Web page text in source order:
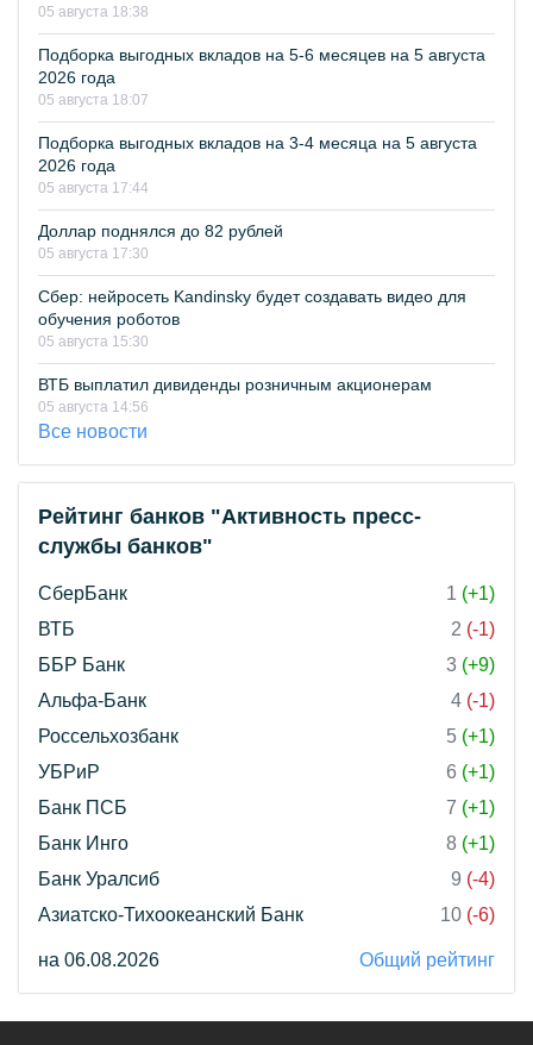
05 августа 18:38
Подборка выгодных вкладов на 5-6 месяцев на 5 августа
2026 года
05 августа 18:07
Подборка выгодных вкладов на 3-4 месяца на 5 августа
2026 года
05 августа 17:44
Доллар поднялся до 82 рублей
05 августа 17:30
Сбер: нейросеть Kandinsky будет создавать видео для
обучения роботов
05 августа 15:30
ВТБ выплатил дивиденды розничным акционерам
05 августа 14:56
Все новости
Рейтинг банков "Активность пресс-
службы банков"
СберБанк 1 (+1)
ВТБ
2 (-1)
ББР Банк
3 (+9)
Альфа-Банк
4 (-1)
Россельхозбанк
5 (+1)
УБРиР
6 (+1)
Банк ПСБ
7 (+1)
Банк Инго
8 (+1)
Банк Уралсиб
9 (-4)
Азиатско-Тихоокеанский Банк
10 (-6)
на 06.08.2026 Общий рейтинг